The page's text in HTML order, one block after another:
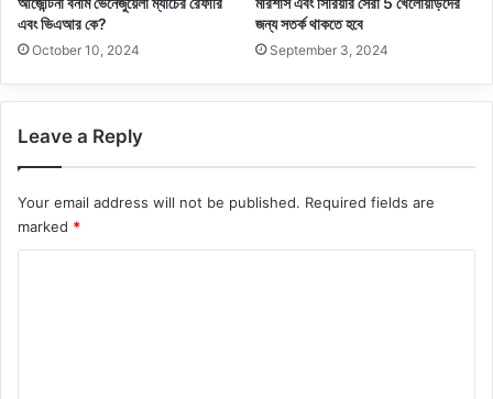
এবং ভিএআর কে?
October 10, 2024
জন্য সতর্ক থাকতে হবে
September 3, 2024
Leave a Reply
Your email address will not be published. Required fields are
marked *